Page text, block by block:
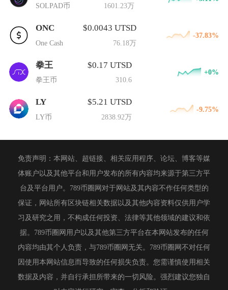
SOLPAD币 1601.23万
ONC
One Cash
$0.0043 UTSD
76.18万
-37.83%
拳王
拳王币
$0.17 UTSD
310.6
+0%
LY
LY币
$5.21 UTSD
2838.92万
-9.75%
免责声明：本网站、超链接、相关应用程序、论坛、博客等媒
体账户以及其他平台和用户发布的所有内容均来源于第三方平
台及平台用户。789币圈网对于网站及其内容不作任何类型的
保证，网站所有区块链相关数据以及其他内容资料仅供用户学
习及研究之用，不构成任何投资、法律等其他领域的建议和依
据。789币圈网用户以及其他第三方平台在本网站发布的任何
内容均由其个人负责，与789币圈网无关。789币圈网不对任何
因使用本网站信息而导致的任何损失负责。您需谨慎使用相关
数据及内容，并自行承担所带来的一切风险。强烈建议您独自